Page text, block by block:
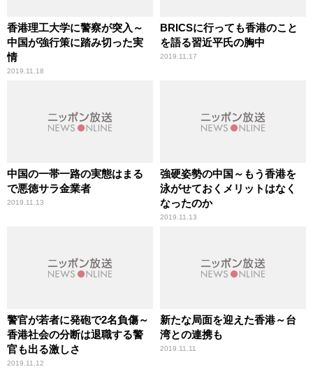
香港理工大学に警察が突入～
中国が強行策に踏み切った実
情
2019.11.18
BRICSに行っても香港のこと
を語る習近平氏の胸中
2019.11.17
中国の一帯一路の実態はまる
で悪徳サラ金業者
2019.11.13
強硬姿勢の中国～もう香港を
泳がせておくメリットはなく
なったのか
2019.11.13
警官が若者に発砲で2名負傷～
香港社会の分断は退職する警
官も出る激しさ
2019.11.12
新たな局面を迎えた香港～台
湾との連携も
2019.11.11